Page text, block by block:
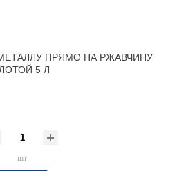
МЕТАЛЛУ ПРЯМО НА РЖАВЧИНУ
5 Л
шт